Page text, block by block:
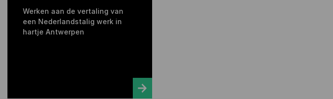
Werken aan de vertaling van
een Nederlandstalig werk in
hartje Antwerpen